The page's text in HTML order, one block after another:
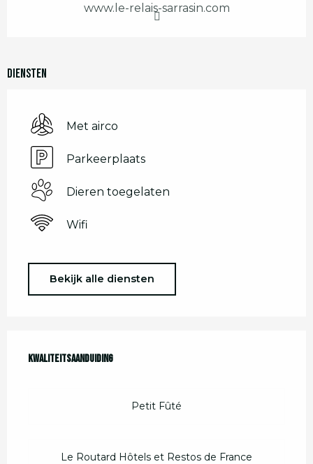
www.le-relais-sarrasin.com
Diensten
Met airco
Parkeerplaats
Dieren toegelaten
Wifi
Bekijk alle diensten
Dienstverlening
Kwaliteitsaanduiding
Kwaliteitsaanduiding
Petit Fûté
Le Routard Hôtels et Restos de France